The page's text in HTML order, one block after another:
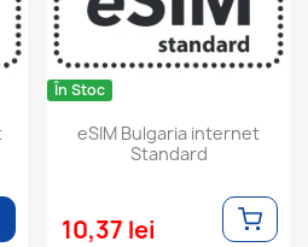
În Stoc
eSIM Bulgaria internet
Standard
10,37 lei